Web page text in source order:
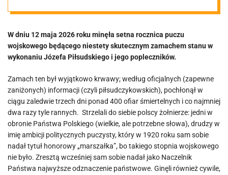
W dniu 12 maja 2026 roku minęła setna rocznica puczu
wojskowego będącego niestety skutecznym zamachem stanu w
wykonaniu Józefa Piłsudskiego i jego popleczników.
Zamach ten był wyjątkowo krwawy; według oficjalnych (zapewne
zaniżonych) informacji (czyli piłsudczykowskich), pochłonął w
ciągu zaledwie trzech dni ponad 400 ofiar śmiertelnych i co najmniej
dwa razy tyle rannych. Strzelali do siebie polscy żołnierze: jedni w
obronie Państwa Polskiego (wielkie, ale potrzebne słowa), drudzy w
imię ambicji politycznych puczysty, który w 1920 roku sam sobie
nadał tytuł honorowy „marszałka”, bo takiego stopnia wojskowego
nie było. Zresztą wcześniej sam sobie nadał jako Naczelnik
Państwa najwyższe odznaczenie państwowe. Ginęli również cywile,